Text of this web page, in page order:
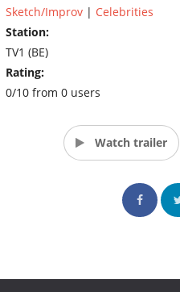
Sketch/Improv | Celebrities
Station:
TV1 (BE)
Rating:
0/10 from 0 users
Watch trailer